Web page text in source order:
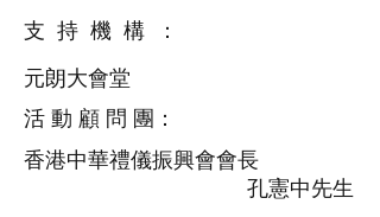
支 持 機 構 ：
元朗大會堂
活 動 顧 問 團：
香港中華禮儀振興會會長
孔憲中先生